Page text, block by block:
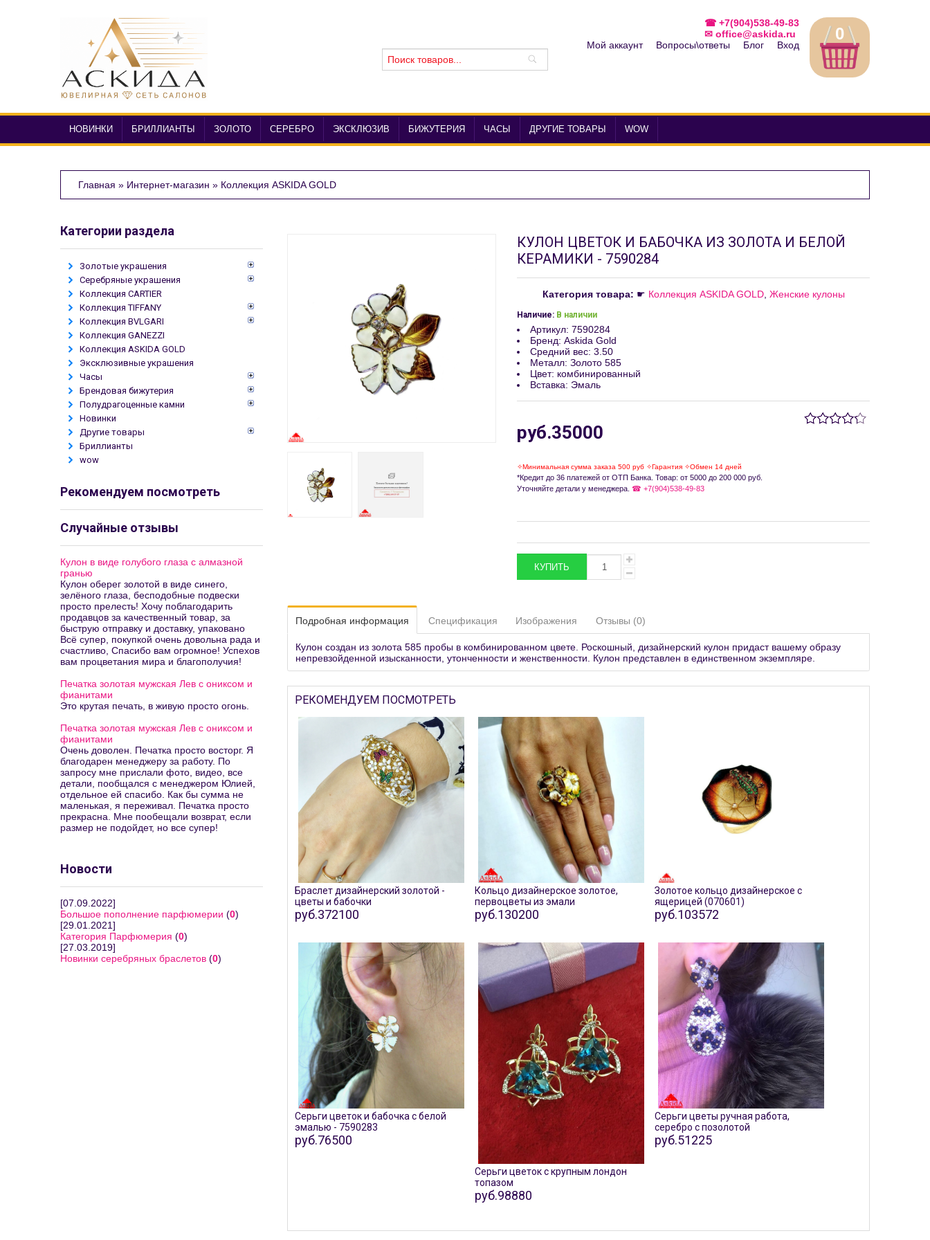
0
☎ +7(904)538-49-83
✉ office@askida.ru
Мой аккаунт
Вопросы\ответы Блог Вход
НОВИНКИ БРИЛЛИАНТЫ ЗОЛОТО СЕРЕБРО ЭКСКЛЮЗИВ БИЖУТЕРИЯ ЧАСЫ ДРУГИЕ ТОВАРЫ WOW
Главная » Интернет-магазин » Коллекция ASKIDA GOLD
КУЛОН ЦВЕТОК И БАБОЧКА ИЗ ЗОЛОТА И БЕЛОЙ
КЕРАМИКИ - 7590284
Категория товара: ☛ Коллекция ASKIDA GOLD, Женские кулоны
Наличие: В наличии
Артикул: 7590284
Бренд: Askida Gold
Средний вес: 3.50
Металл: Золото 585
Цвет: комбинированный
Вставка: Эмаль
руб.35000
✧Минимальная сумма заказа 500 руб ✧Гарантия ✧Обмен 14 дней
*Кредит до 36 платежей от ОТП Банка. Товар: от 5000 до 200 000 руб.
Уточняйте детали у менеджера. ☎ +7(904)538-49-83
Подробная информация
Кулон создан из золота 585 пробы в комбинированном цвете. Роскошный, дизайнерский кулон придаст вашему образу
непревзойденной изысканности, утонченности и женственности. Кулон представлен в единственном экземпляре.
Спецификация Изображения Отзывы (0)
РЕКОМЕНДУЕМ ПОСМОТРЕТЬ
Браслет дизайнерский золотой -
цветы и бабочки
руб.372100
Кольцо дизайнерское золотое,
первоцветы из эмали
руб.130200
Золотое кольцо дизайнерское с
ящерицей (070601)
руб.103572
Серьги цветок и бабочка с белой
эмалью - 7590283
руб.76500
Серьги цветок с крупным лондон
топазом
руб.98880
Серьги цветы ручная работа,
серебро с позолотой
руб.51225
Категории раздела
Золотые украшения
Серебряные украшения
Коллекция CARTIER
Коллекция TIFFANY
Коллекция BVLGARI
Коллекция GANEZZI
Коллекция ASKIDA GOLD
Эксклюзивные украшения
Часы
Брендовая бижутерия
Полудрагоценные камни
Новинки
Другие товары
Бриллианты
wow
Рекомендуем посмотреть
Случайные отзывы
Кулон в виде голубого глаза с алмазной
гранью
Кулон оберег золотой в виде синего,
зелёного глаза, бесподобные подвески
просто прелесть! Хочу поблагодарить
продавцов за качественный товар, за
быструю отправку и доставку, упаковано
Всё супер, покупкой очень довольна рада и
счастливо, Спасибо вам огромное! Успехов
вам процветания мира и благополучия!
Печатка золотая мужская Лев с ониксом и
фианитами
Это крутая печать, в живую просто огонь.
Печатка золотая мужская Лев с ониксом и
фианитами
Очень доволен. Печатка просто восторг. Я
благодарен менеджеру за работу. По
запросу мне прислали фото, видео, все
детали, пообщался с менеджером Юлией,
отдельное ей спасибо. Как бы сумма не
маленькая, я переживал. Печатка просто
прекрасна. Мне пообещали возврат, если
размер не подойдет, но все супер!
Новости
[07.09.2022]
Большое пополнение парфюмерии (0)
[29.01.2021]
Категория Парфюмерия (0)
[27.03.2019]
Новинки серебряных браслетов (0)